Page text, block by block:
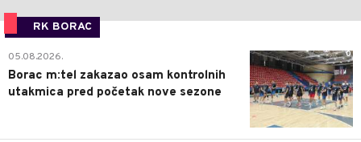
RK BORAC
0
05.08.2026.
Borac m:tel zakazao osam kontrolnih
utakmica pred početak nove sezone